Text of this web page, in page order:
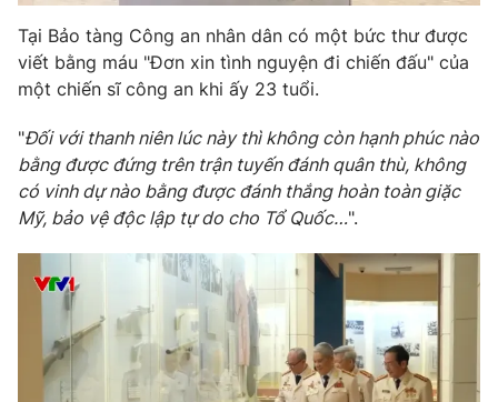
Photo Infographic
Video Shorts video
VTV Money VTV Thể thao
VTV Sức khoẻ Bất động sản
Thị trường 24h Tấm lòng Việt
VTV4 Vươn mình bằng AI
Tại Bảo tàng Công an nhân dân có một bức thư được
viết bằng máu "Đơn xin tình nguyện đi chiến đấu" của
một chiến sĩ công an khi ấy 23 tuổi.
"Đối với thanh niên lúc này thì không còn hạnh phúc nào
bằng được đứng trên trận tuyến đánh quân thù, không
có vinh dự nào bằng được đánh thắng hoàn toàn giặc
Mỹ, bảo vệ độc lập tự do cho Tổ Quốc…".